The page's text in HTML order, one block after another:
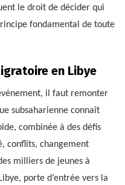
le droit de décider qui
fondamental de toute
en Libye
il faut remonter
subsaharienne connaît
combinée à des défis
conflits, changement
milliers de jeunes à
porte d’entrée vers la